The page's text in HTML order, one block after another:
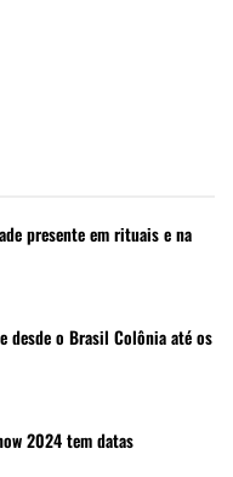
presente em rituais e na
desde o Brasil Colônia até os
2024 tem datas